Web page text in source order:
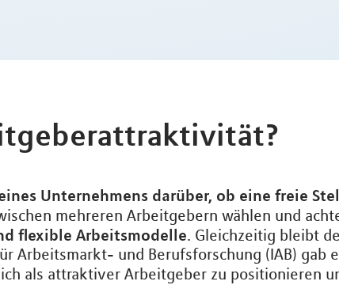
Unternehmens darüber, ob eine freie
mehreren Arbeitgebern wählen und
flexible Arbeitsmodelle. Gleichzeitig bleibt
Arbeitsmarkt- und Berufsforschung (IAB) gab
als attraktiver Arbeitgeber zu positionieren